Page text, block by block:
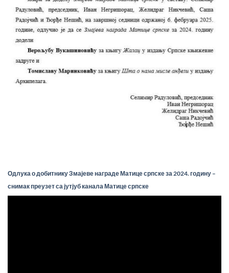
Одлука о добитнику Змајеве награде Матице српске за 2024. годину –
снимак преузет са јутјуб канала Матице српске